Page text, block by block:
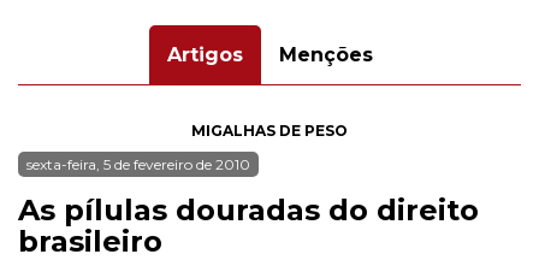
Artigos Menções
MIGALHAS DE PESO
sexta-feira, 5 de fevereiro de 2010
As pílulas douradas do direito
brasileiro